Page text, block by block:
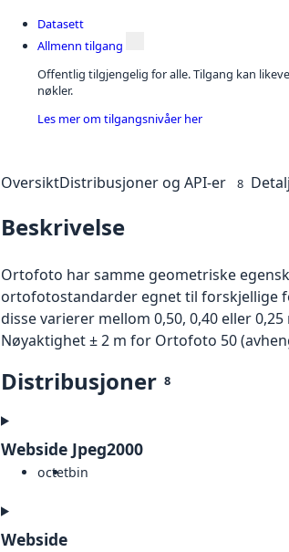
Datasett
Allmenn tilgang
Offentlig tilgjengelig for alle. Tilgang kan
nøkler.
Les mer om tilgangsnivåer her
OversiktDistribusjoner og API-er 8
Beskrivelse
Ortofoto har samme geometriske
ortofotostandarder egnet til forskjellige
disse varierer mellom 0,50, 0,40 eller
Nøyaktighet ± 2 m for Ortofoto 50
Distribusjoner 8
Webside Jpeg2000
octetbin
Webside